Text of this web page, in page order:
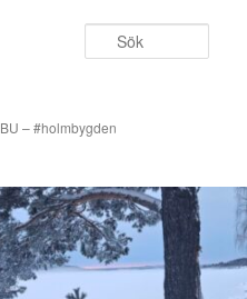
– #holmbygden